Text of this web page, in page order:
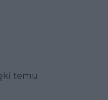
temu